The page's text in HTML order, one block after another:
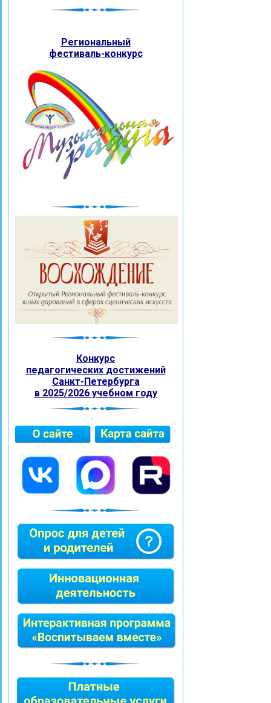
Региональный
фестиваль-конкурс
Конкурс
педагогических достижений
Санкт-Петербурга
в 2025/2026 учебном году